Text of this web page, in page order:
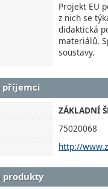
Projekt EU
z nich se
didaktická
materiálů.
soustavy.
příjemci
ZÁKLADNÍ
75020068
http://
produkty